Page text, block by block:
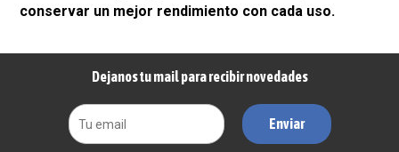
conservar un mejor rendimiento con cada uso.
Dejanos tu mail para recibir novedades
Enviar